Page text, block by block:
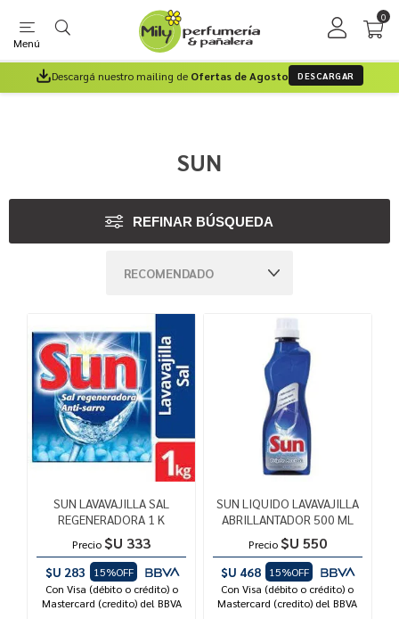
Menú
0
Descargá nuestro mailing de Ofertas de Agosto DESCARGAR
SUN
REFINAR BÚSQUEDA
SUN LAVAVAJILLA SAL
REGENERADORA 1 K
Precio $U 333
$U 283
15%OFF
Con Visa (débito o crédito) o
Mastercard (credito) del BBVA
SUN LIQUIDO LAVAVAJILLA
ABRILLANTADOR 500 ML
Precio $U 550
$U 468
15%OFF
Con Visa (débito o crédito) o
Mastercard (credito) del BBVA